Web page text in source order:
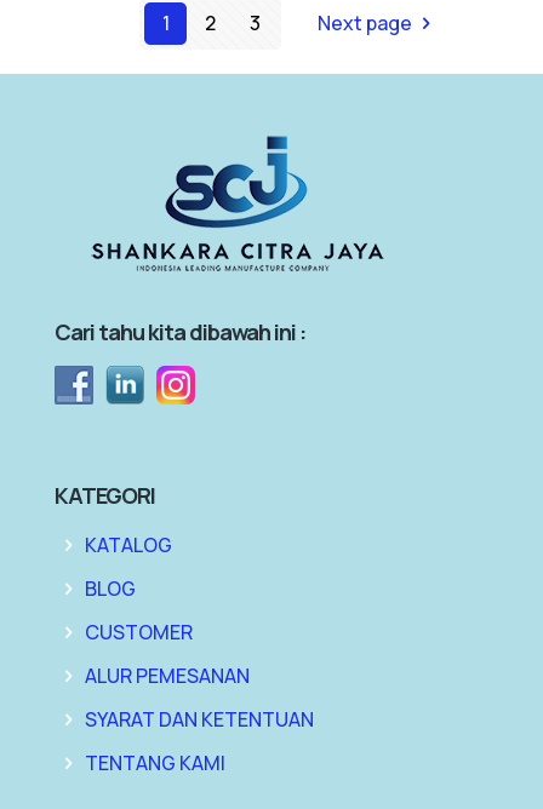
1 2 3 Next page
Cari tahu kita dibawah ini :
KATEGORI
KATALOG
BLOG
CUSTOMER
ALUR PEMESANAN
SYARAT DAN KETENTUAN
TENTANG KAMI